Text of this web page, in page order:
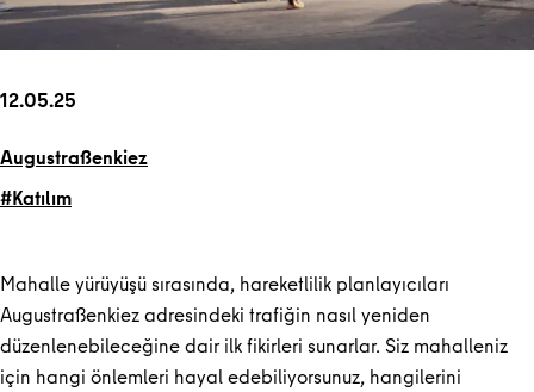
12.05.25
Augustraßenkiez
#Katılım
Mahalle yürüyüşü sırasında, hareketlilik planlayıcıları
Augustraßenkiez adresindeki trafiğin nasıl yeniden
düzenlenebileceğine dair ilk fikirleri sunarlar. Siz mahalleniz
için hangi önlemleri hayal edebiliyorsunuz, hangilerini